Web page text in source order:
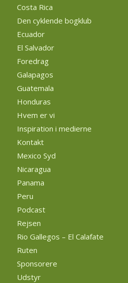
Costa Rica
Den cyklende bogklub
Ecuador
El Salvador
Foredrag
Galapagos
Guatemala
Honduras
Hvem er vi
Inspiration i medierne
Kontakt
Mexico Syd
Nicaragua
Panama
Peru
Podcast
Rejsen
Rio Gallegos – El Calafate
Ruten
Sponsorere
Udstyr